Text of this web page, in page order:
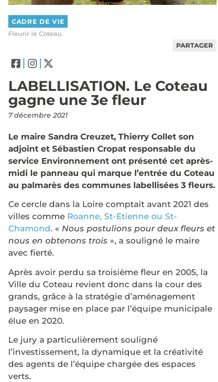
CADRE DE VIE
Fleurir le Coteau
PARTAGER
LABELLISATION. Le Coteau
gagne une 3e fleur
7 décembre 2021
Le maire Sandra Creuzet, Thierry Collet son
adjoint et Sébastien Cropat responsable du
service Environnement ont présenté cet après-
midi le panneau qui marque l’entrée du Coteau
au palmarès des communes labellisées 3 fleurs.
Ce cercle dans la Loire comptait avant 2021 des
villes comme Roanne, St-Etienne ou St-
Chamond. « Nous postulions pour deux fleurs et
nous en obtenons trois », a souligné le maire
avec fierté.
Après avoir perdu sa troisième fleur en 2005, la
Ville du Coteau revient donc dans la cour des
grands, grâce à la stratégie d’aménagement
paysager mise en place par l’équipe municipale
élue en 2020.
Le jury a particulièrement souligné
l’investissement, la dynamique et la créativité
des agents de l’équipe chargée des espaces
verts.